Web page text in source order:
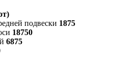
подвески 1875
18750
6875